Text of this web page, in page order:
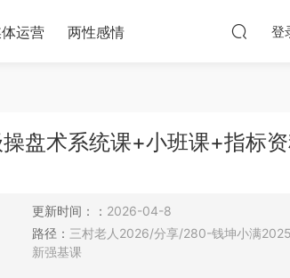
运营 两性感情 登
盘术系统课+小班课+指标
更新时间：： 2026-04-8
路径： 三村老人2026/分享/280-钱坤小满
新强基课